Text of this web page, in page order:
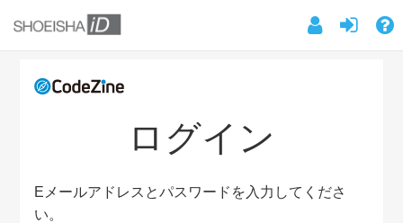
ログイン
Eメールアドレスとパスワードを入力してくださ
い。